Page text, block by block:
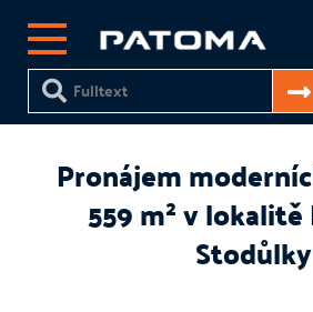
Pronájem
559 m² v lokalitě
Stodůlky